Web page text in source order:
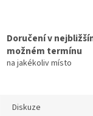
Doručení v
možném termínu
na jakékoliv místo
Diskuze